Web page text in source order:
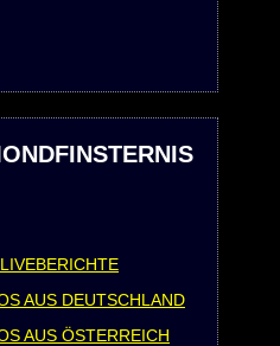
AUS DEUTSCHLAND
AUS ÖSTERREICH